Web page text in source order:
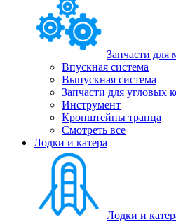
Запчасти для
Впускная система
Выпускная система
Запчасти для угловых
Инструмент
Кронштейны транца
Смотреть все
Лодки и катера
Лодки и